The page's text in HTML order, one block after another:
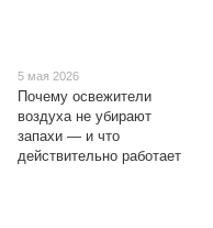
5 мая 2026
Почему освежители
воздуха не убирают
запахи — и что
действительно работает